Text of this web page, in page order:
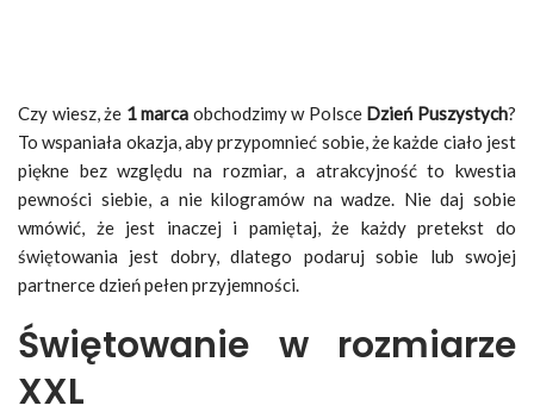
Czy wiesz, że 1 marca obchodzimy w Polsce Dzień Puszystych?
To wspaniała okazja, aby przypomnieć sobie, że każde ciało jest
piękne bez względu na rozmiar, a atrakcyjność to kwestia
pewności siebie, a nie kilogramów na wadze. Nie daj sobie
wmówić, że jest inaczej i pamiętaj, że każdy pretekst do
świętowania jest dobry, dlatego podaruj sobie lub swojej
partnerce dzień pełen przyjemności.
Świętowanie w rozmiarze
XXL